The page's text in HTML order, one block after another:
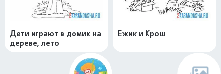
Дети играют в домик на
дереве, лето
Ежик и Крош